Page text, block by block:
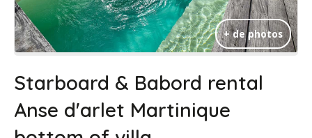
+ de photos
Starboard & Babord rental
Anse d'arlet Martinique